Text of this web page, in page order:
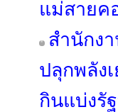
แม่สายค
สำนักง
ปลุกพลัง
กินแบ่งรั